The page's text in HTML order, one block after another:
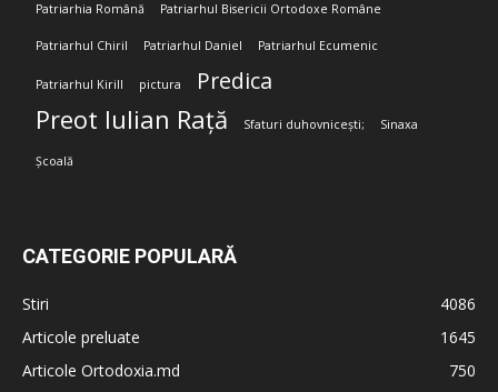
Patriarhia Română Patriarhul Bisericii Ortodoxe Române
Patriarhul Chiril Patriarhul Daniel Patriarhul Ecumenic
Patriarhul Kirill pictura Predica
Preot Iulian Rață Sfaturi duhovnicești; Sinaxa
Școală
CATEGORIE POPULARĂ
Stiri
4086
Articole preluate
1645
Articole Ortodoxia.md
750